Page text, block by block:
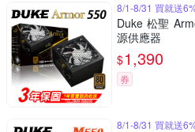
8/1-8/31 買就送
Duke 松聖
源供應器
$1,390
券
8/1-8/31 買就送